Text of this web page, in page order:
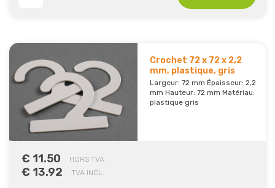
Crochet 72 x 72 x 2,2
mm, plastique, gris
Largeur: 72 mm Épaisseur: 2,2
mm Hauteur: 72 mm Matériau:
plastique gris
€ 11.50 HORS TVA
€ 13.92 TVA INCL.